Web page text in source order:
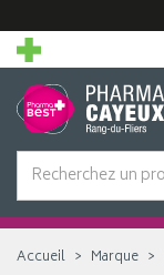
Accueil Marque